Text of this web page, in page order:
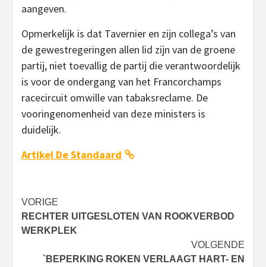
aangeven.
Opmerkelijk is dat Tavernier en zijn collega’s van
de gewestregeringen allen lid zijn van de groene
partij, niet toevallig de partij die verantwoordelijk
is voor de ondergang van het Francorchamps
racecircuit omwille van tabaksreclame. De
vooringenomenheid van deze ministers is
duidelijk.
Artikel De Standaard
Bericht
navigatie
VORIGE
RECHTER UITGESLOTEN VAN ROOKVERBOD
WERKPLEK
VOLGENDE
`BEPERKING ROKEN VERLAAGT HART- EN